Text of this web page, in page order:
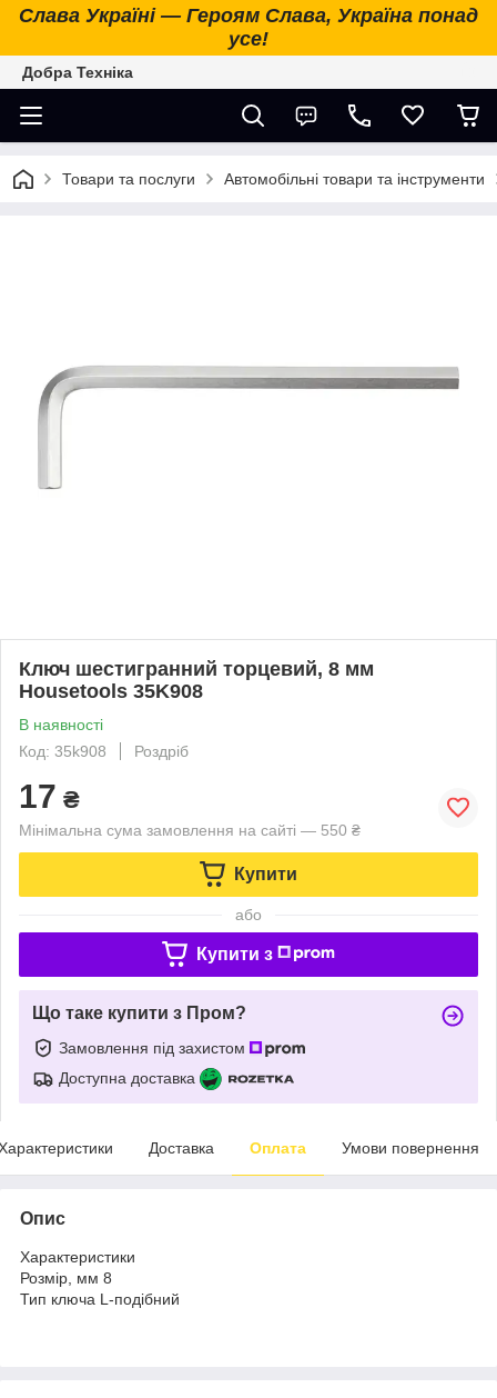
Слава Україні — Героям Слава, Україна понад
усе!
Добра Техніка
Товари та послуги Автомобільні товари та інструменти
Ключ шестигранний торцевий, 8 мм
Housetools 35K908
В наявності
Код: 35k908
Роздріб
17 ₴
Мінімальна сума замовлення на сайті — 550 ₴
Купити
або
Купити з
Що таке купити з Пром?
Замовлення під захистом
Доступна доставка
Доставка Оплата Умови повернення
Опис
Характеристики
Розмір, мм 8
Тип ключа L-подібний